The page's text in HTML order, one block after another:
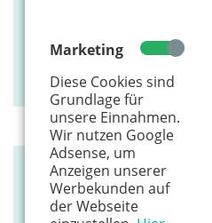
Marketing
Diese Cookies sind
Grundlage für
unsere Einnahmen.
Wir nutzen Google
Adsense, um
Anzeigen unserer
Werbekunden auf
der Webseite
Gangolfstr. 8-10
53111 Bonn
EINKAUFEN
kiwala Hennef